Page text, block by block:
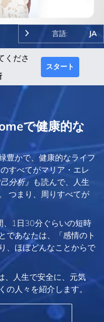
言語: JA
くださ
スタート
で健康的な
豊かで、健康的なライフ
すべてがマリア・エレ
己分析』 も読んで、人生
つまり、周りすべてが
、1日30分ぐらいの短時
であなたは、「感情のト
、ほぼどんなことからで
、人生で安全に、元気
の人々を紹介します。